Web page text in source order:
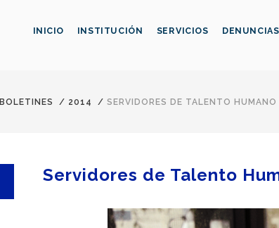
INICIO INSTITUCIÓN SERVICIOS DENUNCIAS
BOLETINES / 2014 / SERVIDORES DE TALENTO
Servidores de Talento